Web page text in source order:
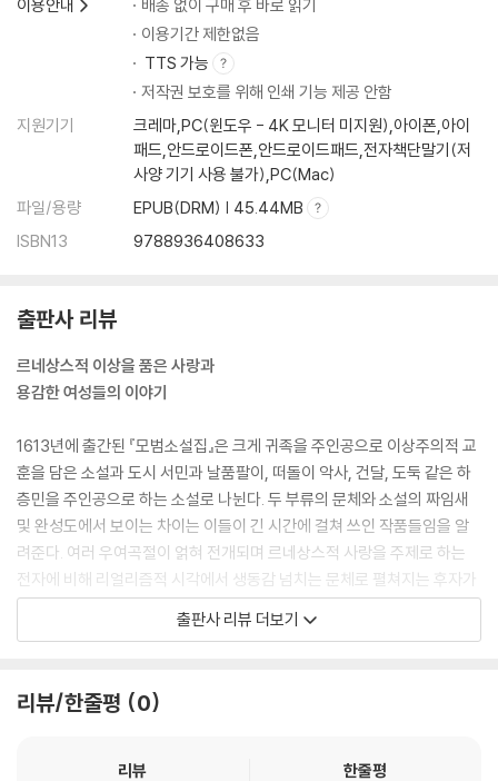
이용안내
배송 없이 구매 후 바로 읽기
이용기간 제한없음
TTS 가능
저작권 보호를 위해 인쇄 기능 제공 안함
지원기기
크레마,PC(윈도우 - 4K 모니터 미지원),아이폰,아이
패드,안드로이드폰,안드로이드패드,전자책단말기(저
사양 기기 사용 불가),PC(Mac)
파일/용량
EPUB(DRM) | 45.44MB
ISBN13
9788936408633
출판사 리뷰
르네상스적 이상을 품은 사랑과
용감한 여성들의 이야기
1613년에 출간된 『모범소설집』은 크게 귀족을 주인공으로 이상주의적 교
훈을 담은 소설과 도시 서민과 날품팔이, 떠돌이 악사, 건달, 도둑 같은 하
층민을 주인공으로 하는 소설로 나뉜다. 두 부류의 문체와 소설의 짜임새
및 완성도에서 보이는 차이는 이들이 긴 시간에 걸쳐 쓰인 작품들임을 알
려준다. 여러 우여곡절이 얽혀 전개되며 르네상스적 사랑을 주제로 하는
전자에 비해 리얼리즘적 시각에서 생동감 넘치는 문체로 펼쳐지는 후자가
더 나중에 쓰인 작품들이다. 이는 세르반떼스가 작가로서 보이는 발전 양
상일 뿐 아니라 소설이라는 장르의 발전상을 드러내주는 흥미로운 대목이
「집시 소녀에 관한 소설」 「에스빠냐 태생 영국 여자에 관한 소설」 「핏줄의
설」 「꼬르넬리아 아씨에 관한 소설」 등이 전자에 속하는 작품들로, 귀족 여
출판사 리뷰 더보기
리뷰/한줄평 0
리뷰
한줄평